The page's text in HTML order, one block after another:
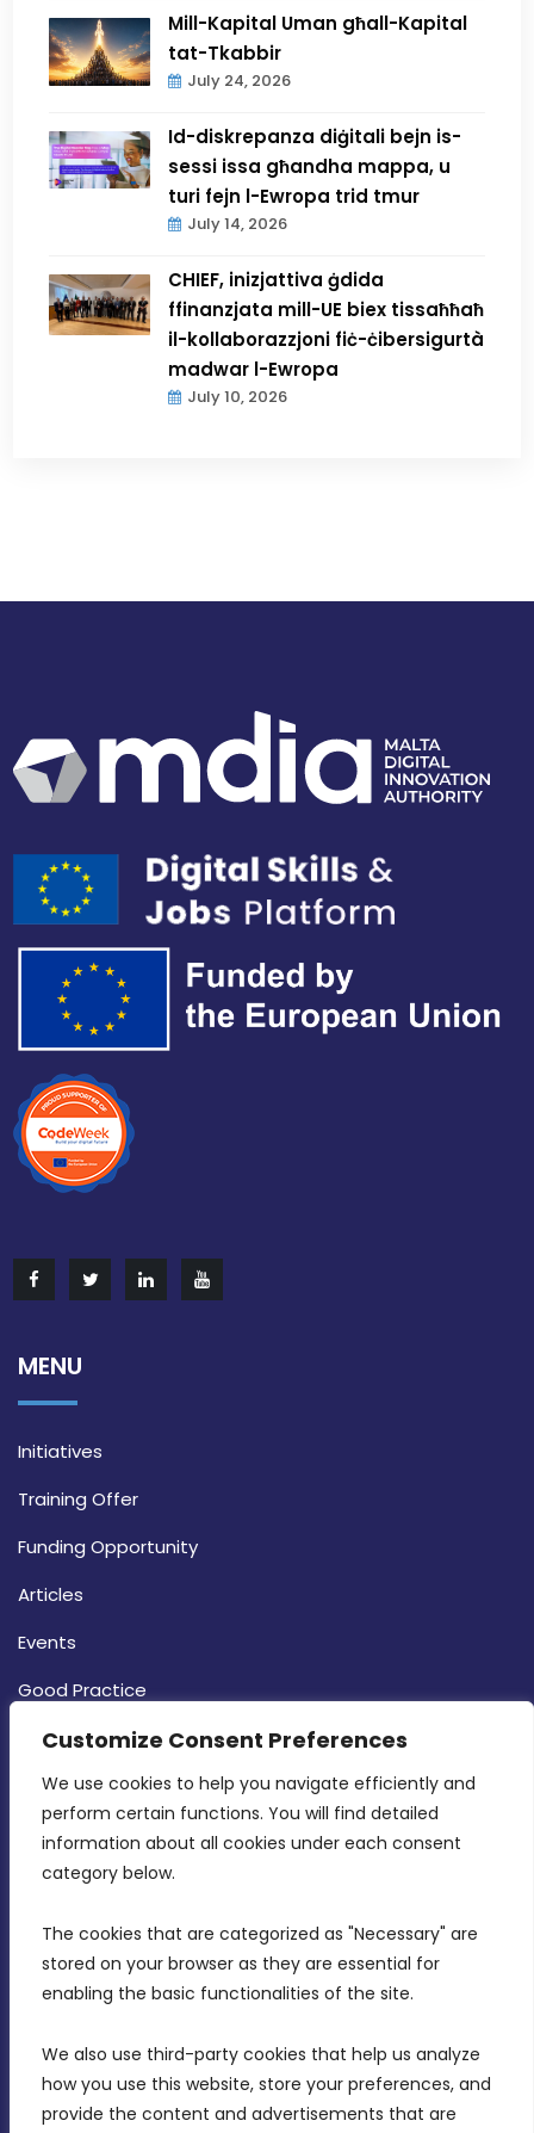
Customize Consent Preferences
We use cookies to help you navigate efficiently and
perform certain functions. You will find detailed
information about all cookies under each consent
category below.
The cookies that are categorized as "Necessary" are
stored on your browser as they are essential for
enabling the basic functionalities of the site.
We also use third-party cookies that help us analyze
how you use this website, store your preferences, and
provide the content and advertisements that are
Mill-Kapital Uman għall-Kapital
tat-Tkabbir
July 24, 2026
Id-diskrepanza diġitali bejn is-
sessi issa għandha mappa, u
turi fejn l-Ewropa trid tmur
July 14, 2026
CHIEF, inizjattiva ġdida
ffinanzjata mill-UE biex tissaħħaħ
il-kollaborazzjoni fiċ-ċibersigurtà
madwar l-Ewropa
July 10, 2026
MENU
Initiatives
Training Offer
Funding Opportunity
Articles
Events
Good Practice
Strategy
CONTACT INFO
MDIA, Twenty20 Business Centre, Triq l-
Birkirkara, CBD 3050
(356) 21 828 800
Office Hours: 7AM - 4PM